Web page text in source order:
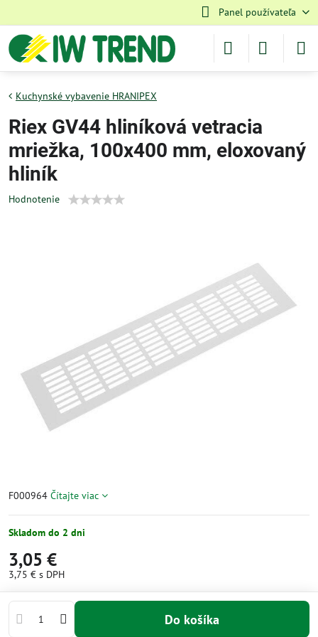
Panel používateľa
Kuchynské vybavenie HRANIPEX
Riex GV44 hliníková vetracia
mriežka, 100x400 mm, eloxovaný
hliník
Hodnotenie
F000964 Čítajte viac
Skladom do 2 dni
3,05 €
3,75 € s DPH
Do košíka